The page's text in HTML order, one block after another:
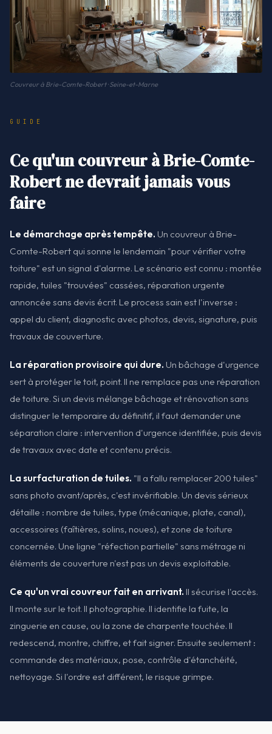
Couvreur à Brie-Comte-Robert · Seine-et-Marne
GUIDE
Ce qu'un couvreur à Brie-Comte-
Robert ne devrait jamais vous
faire
Le démarchage après tempête. Un couvreur à Brie-
Comte-Robert qui sonne le lendemain "pour vérifier votre
toiture" est un signal d'alarme. Le scénario est connu : montée
rapide, tuiles "trouvées" cassées, réparation urgente
annoncée sans devis écrit. Le process sain est l'inverse :
appel du client, diagnostic avec photos, devis, signature, puis
travaux de couverture.
La réparation provisoire qui dure. Un bâchage d'urgence
sert à protéger le toit, point. Il ne remplace pas une réparation
de toiture. Si un devis mélange bâchage et rénovation sans
distinguer le temporaire du définitif, il faut demander une
séparation claire : intervention d'urgence identifiée, puis devis
de travaux avec date et contenu précis.
La surfacturation de tuiles. "Il a fallu remplacer 200 tuiles"
sans photo avant/après, c'est invérifiable. Un devis sérieux
détaille : nombre de tuiles, type (mécanique, plate, canal),
accessoires (faîtières, solins, noues), et zone de toiture
concernée. Une ligne "réfection partielle" sans métrage ni
éléments de couverture n'est pas un devis exploitable.
Ce qu'un vrai couvreur fait en arrivant. Il sécurise l'accès.
Il monte sur le toit. Il photographie. Il identifie la fuite, la
zinguerie en cause, ou la zone de charpente touchée. Il
redescend, montre, chiffre, et fait signer. Ensuite seulement :
commande des matériaux, pose, contrôle d'étanchéité,
nettoyage. Si l'ordre est différent, le risque grimpe.